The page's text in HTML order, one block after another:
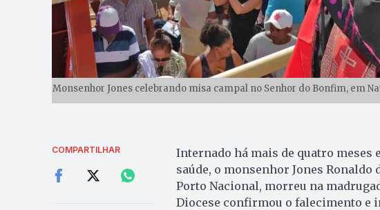
Monsenhor Jones celebrando misa campal no Senhor do Bonfim, em
COMPARTILHAR
Internado há mais de quatro meses
saúde, o monsenhor Jones Ronaldo
Porto Nacional, morreu na
Diocese confirmou o falecimento e